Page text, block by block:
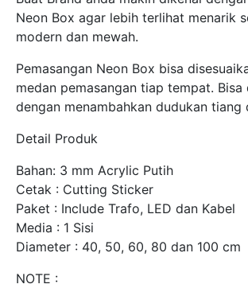
Neon Box agar lebih terlihat menarik
modern dan mewah.
Pemasangan Neon Box bisa
medan pemasangan tiap tempat.
dengan menambahkan dudukan tiang
Detail Produk
Bahan: 3 mm Acrylic Putih
Cetak : Cutting Sticker
Paket : Include Trafo, LED dan Kabel
Media : 1 Sisi
Diameter : 40, 50, 60, 80 dan 100 cm
NOTE :